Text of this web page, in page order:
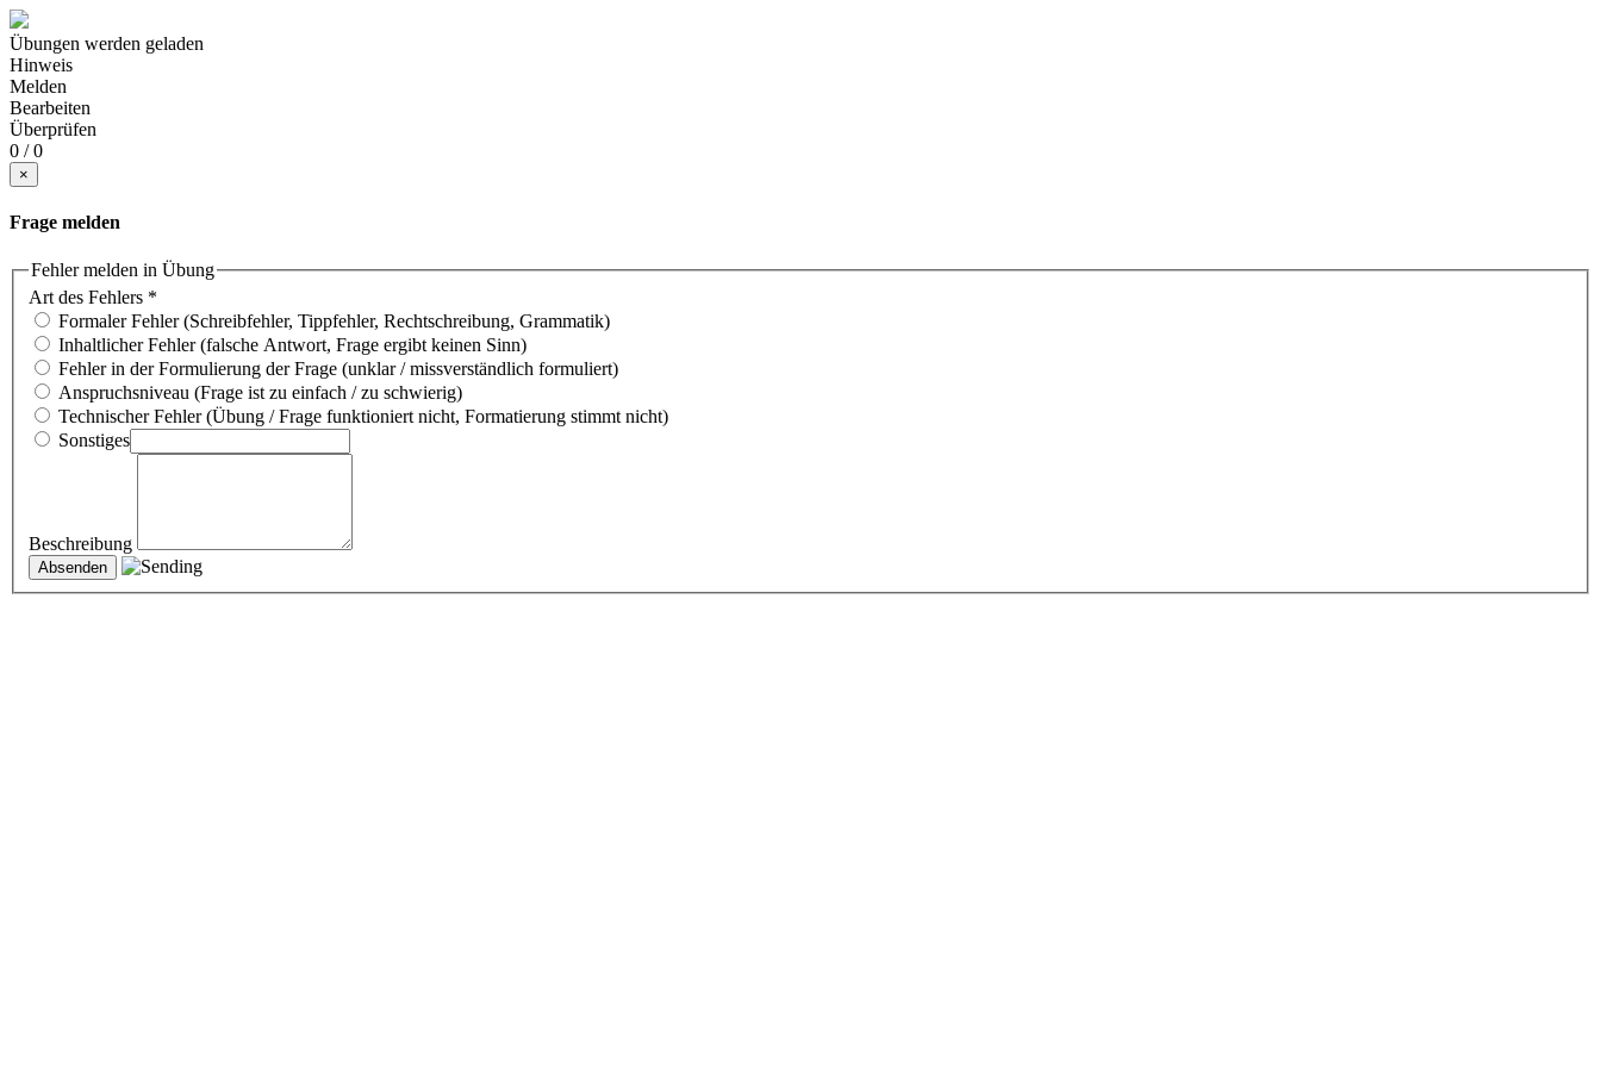
Übungen werden geladen
Hinweis
Melden
Bearbeiten
Überprüfen
0 / 0
×
Frage melden
Fehler melden in Übung
Art des Fehlers *
Formaler Fehler (Schreibfehler, Tippfehler, Rechtschreibung, Grammatik)
Inhaltlicher Fehler (falsche Antwort, Frage ergibt keinen Sinn)
Fehler in der Formulierung der Frage (unklar / missverständlich formuliert)
Anspruchsniveau (Frage ist zu einfach / zu schwierig)
Technischer Fehler (Übung / Frage funktioniert nicht, Formatierung stimmt nicht)
Sonstiges
Beschreibung